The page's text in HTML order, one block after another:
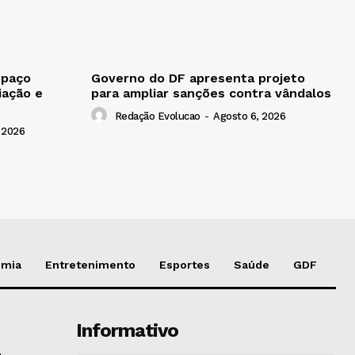
e
Governo do DF apresenta projeto
para ampliar sanções contra vândalos
Redação Evolucao - Agosto 6, 2026
Entretenimento Esportes Saúde GDF
Informativo